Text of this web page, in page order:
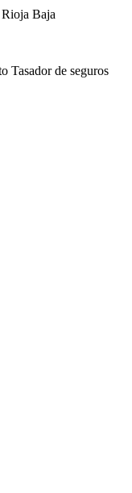
Baja
de seguros